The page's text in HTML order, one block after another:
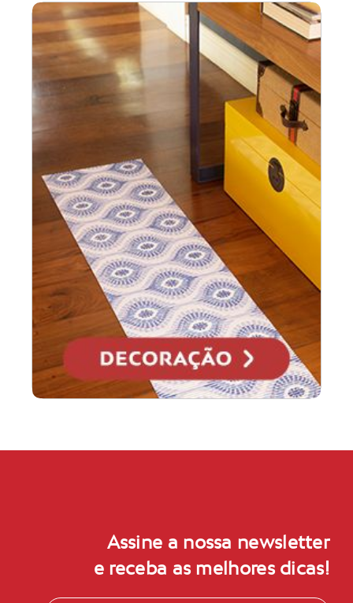
Assine a nossa newsletter
e receba as melhores dicas!